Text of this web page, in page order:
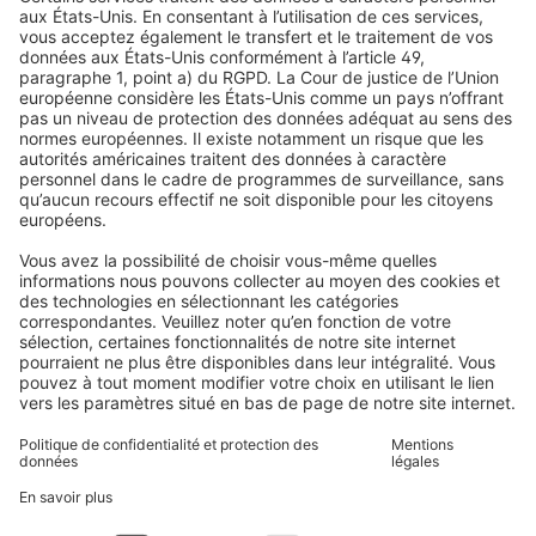
Volets roulants
Moteurs pour volets roulants
Moustiquaires
Stores bannes
Maison connectée
Électronique et radio
Droit de rétractation
Newsletter
Délais de livraison et expédition
Modes de paiement
Conditions des bons d'achat
Consignes de sécurité
Enregistrements
Informations obligatoires pour les consommateurs
Pourquoi choisir Domondo ?
Ce que disent nos clients
Avis
Modes de paiement
Partenaires d'expédition
Politique de confidentialité et protection des données
Informations sur l’élimination des piles et équipements